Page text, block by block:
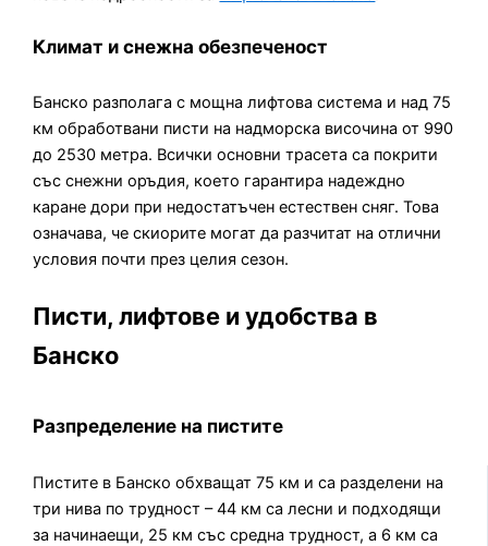
Климат и снежна обезпеченост
Банско разполага с мощна лифтова система и над 75
км обработвани писти на надморска височина от 990
до 2530 метра. Всички основни трасета са покрити
със снежни оръдия, което гарантира надеждно
каране дори при недостатъчен естествен сняг. Това
означава, че скиорите могат да разчитат на отлични
условия почти през целия сезон.
Писти, лифтове и удобства в
Банско
Разпределение на пистите
Пистите в Банско обхващат 75 км и са разделени на
три нива по трудност – 44 км са лесни и подходящи
за начинаещи, 25 км със средна трудност, а 6 км са